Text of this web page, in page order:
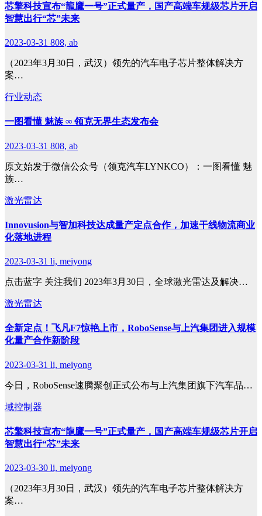
芯擎科技宣布“龍鷹一号”正式量产，国产高端车规级芯片开启
智慧出行“芯”未来
2023-03-31 808, ab
（2023年3月30日，武汉）领先的汽车电子芯片整体解决方
案…
行业动态
一图看懂 魅族 ∞ 领克无界生态发布会
2023-03-31 808, ab
原文始发于微信公众号（领克汽车LYNKCO）：一图看懂 魅
族…
激光雷达
Innovusion与智加科技达成量产定点合作，加速干线物流商业
化落地进程
2023-03-31 li, meiyong
点击蓝字 关注我们 2023年3月30日，全球激光雷达及解决…
激光雷达
全新定点！飞凡F7惊艳上市，RoboSense与上汽集团进入规模
化量产合作新阶段
2023-03-31 li, meiyong
今日，RoboSense速腾聚创正式公布与上汽集团旗下汽车品…
域控制器
芯擎科技宣布“龍鷹一号”正式量产，国产高端车规级芯片开启
智慧出行“芯”未来
2023-03-30 li, meiyong
（2023年3月30日，武汉）领先的汽车电子芯片整体解决方
案…